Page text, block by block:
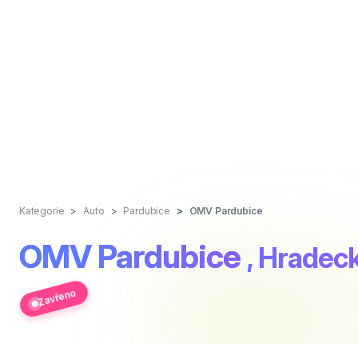
Kategorie Auto Pardubice OMV Pardubice
OMV Pardubice ,
Zavřeno